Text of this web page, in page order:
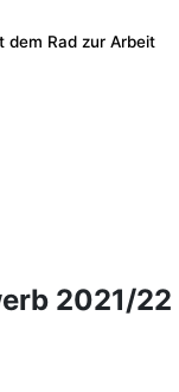
dem Rad zur Arbeit
2021/22